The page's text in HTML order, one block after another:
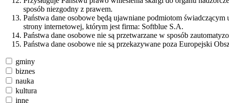
sposób niezgodny z prawem.
Państwa dane osobowe będą ujawniane podmiotom
strony internetowej, którym jest firma: Softblue S.A.
Państwa dane osobowe nie są przetwarzane w sposób
Państwa dane osobowe nie są przekazywane poza Europejski
gminy
biznes
nauka
kultura
inne